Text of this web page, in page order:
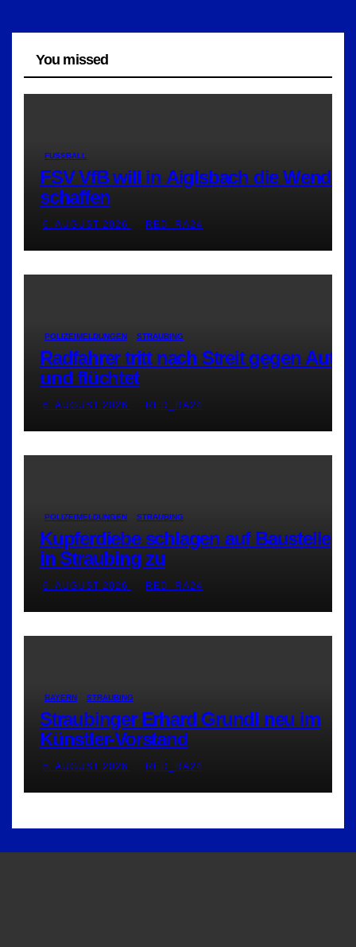
You missed
FUSSBALL
FSV VfB will in Aiglsbach die Wende
schaffen
6. AUGUST 2026 RED_RA24
POLIZEIMELDUNGEN STRAUBING
Radfahrer tritt nach Streit gegen Auto
und flüchtet
6. AUGUST 2026 RED_RA24
POLIZEIMELDUNGEN STRAUBING
Kupferdiebe schlagen auf Baustelle
in Straubing zu
6. AUGUST 2026 RED_RA24
BAYERN STRAUBING
Straubinger Erhard Grundl neu im
Künstler-Vorstand
5. AUGUST 2026 RED_RA24